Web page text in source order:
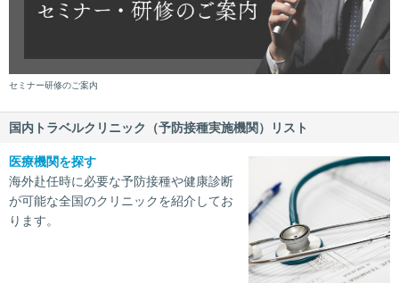
セミナー研修のご案内
国内トラベルクリニック（予防接種実施機関）リスト
医療機関を探す
海外赴任時に必要な予防接種や健康診断
が可能な全国のクリニックを紹介してお
ります。